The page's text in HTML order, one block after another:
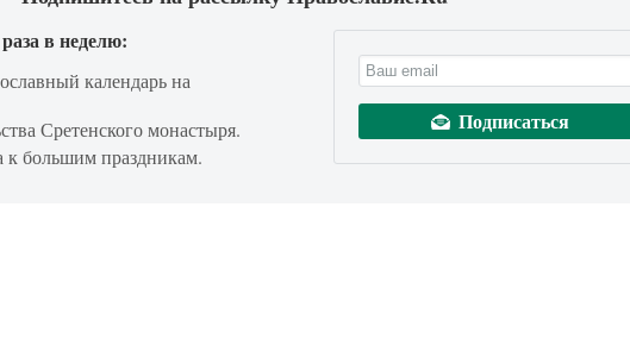
в неделю:
календарь на
Сретенского монастыря.
к большим праздникам.